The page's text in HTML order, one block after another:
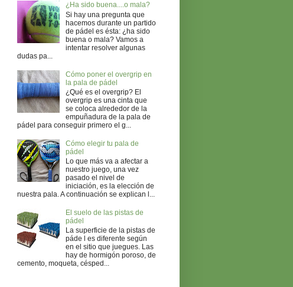
¿Ha sido buena....o mala?
Si hay una pregunta que
hacemos durante un partido
de pádel es ésta: ¿ha sido
buena o mala? Vamos a
intentar resolver algunas
dudas pa...
Cómo poner el overgrip en
la pala de pádel
¿Qué es el overgrip? El
overgrip es una cinta que
se coloca alrededor de la
empuñadura de la pala de
pádel para conseguir primero el g...
Cómo elegir tu pala de
pádel
Lo que más va a afectar a
nuestro juego, una vez
pasado el nivel de
iniciación, es la elección de
nuestra pala. A continuación se explican l...
El suelo de las pistas de
pádel
La superficie de la pistas de
páde l es diferente según
en el sitio que juegues. Las
hay de hormigón poroso, de
cemento, moqueta, césped...